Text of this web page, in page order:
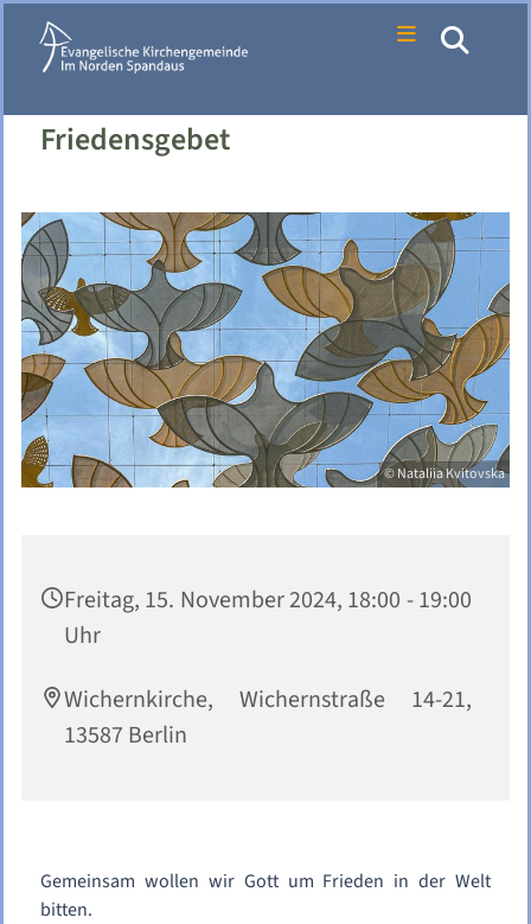
Friedensgebet
© Nataliia Kvitovska
Freitag, 15. November 2024, 18:00 - 19:00
Uhr
Wichernkirche, Wichernstraße 14-21,
13587 Berlin
Gemeinsam wollen wir Gott um Frieden in der Welt
bitten.